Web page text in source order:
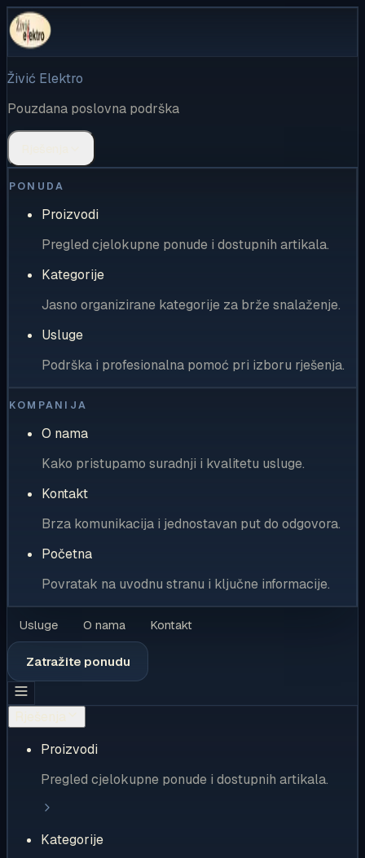
Živić Elektro
Pouzdana poslovna podrška
PONUDA
Proizvodi
Pregled cjelokupne ponude i dostupnih artikala.
Kategorije
Jasno organizirane kategorije za brže snalaženje.
Usluge
Podrška i profesionalna pomoć pri izboru rješenja.
KOMPANIJA
O nama
Kako pristupamo suradnji i kvalitetu usluge.
Kontakt
Brza komunikacija i jednostavan put do odgovora.
Početna
Povratak na uvodnu stranu i ključne informacije.
Usluge O nama Kontakt
Zatražite ponudu
Proizvodi
Pregled cjelokupne ponude i dostupnih artikala.
Kategorije